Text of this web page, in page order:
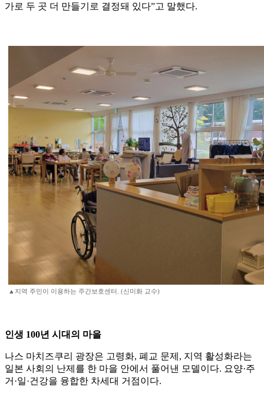
가로 두 곳 더 만들기로 결정돼 있다”고 말했다.
▲지역 주민이 이용하는 주간보호센터. (신미화 교수)
인생 100년 시대의 마을
나스 마치즈쿠리 광장은 고령화, 폐교 문제, 지역 활성화라는
일본 사회의 난제를 한 마을 안에서 풀어낸 모델이다. 요양·주
거·일·건강을 융합한 차세대 거점이다.